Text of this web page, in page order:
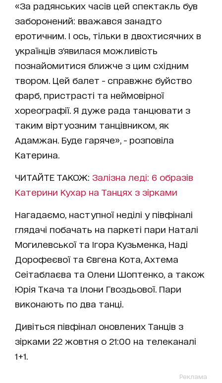
«За радянських часів цей спектакль був
заборонений: вважався занадто
еротичним. І ось, тільки в двохтисячних в
українців з'явилася можливість
познайомитися ближче з цим східним
твором. Цей балет - справжнє буйство
фарб, пристрасті та неймовірної
хореографії. Я дуже рада танцювати з
таким віртуозним танцівником, як
Адамжан. Буде гаряче», - розповіла
Катерина.
ЧИТАЙТЕ ТАКОЖ: Залізна леді: 6 образів
Катерини Кухар на Танцях з зірками
Нагадаємо, наступної неділі у півфіналі
глядачі побачать на паркеті пари Наталі
Могилевської та Ігора Кузьменка, Наді
Дорофеєвої та Євгена Кота, Ахтема
Сеітаблаєва та Олени Шоптенко, а також
Юрія Ткача та Ілони Гвоздьової. Пари
виконають по два танці.
Дивіться півфінал оновлених Танців з
зірками 22 жовтня о 21:00 на телеканалі
1+1.
Реклама